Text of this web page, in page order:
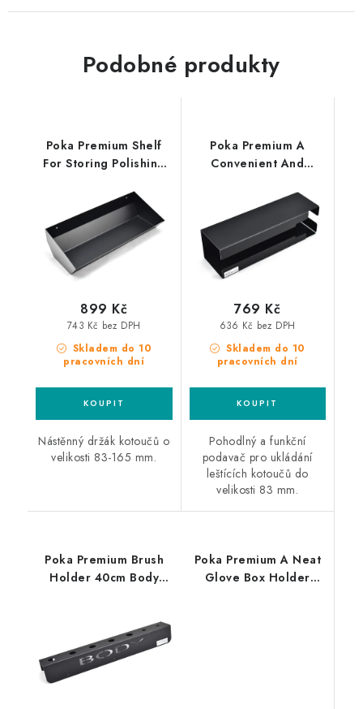
Podobné produkty
Poka Premium Shelf
For Storing Polishing
padů
Skladem do 10
pracovních dní
743 Kč bez DPH
899 Kč
Nástěnný držák kotoučů o
velikosti 83-165 mm.
Poka Premium A
Convenient And
Small Polishing Pads
podavač leštících
kotoučů
Skladem do 10
pracovních dní
636 Kč bez DPH
769 Kč
Pohodlný a funkční
podavač pro ukládání
leštících kotoučů do
velikosti 83 mm.
Poka Premium Brush
Holder 40cm Body
exteriéru
Poka Premium A Neat
Glove Box Holder